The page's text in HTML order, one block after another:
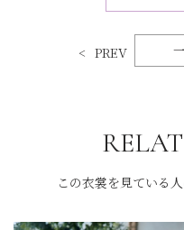
PREV
この衣裳を見ている